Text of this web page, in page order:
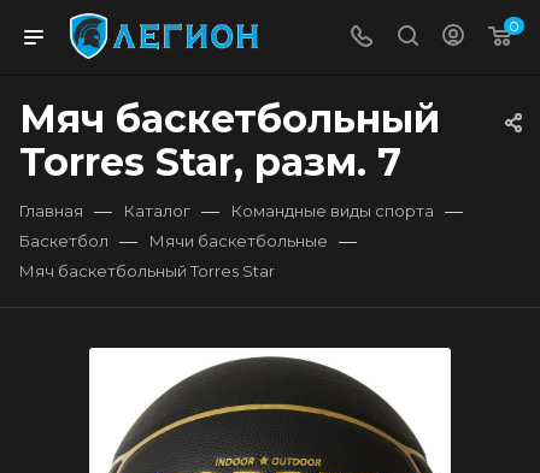
0
Мяч баскетбольный
Torres Star, разм. 7
Главная — Каталог — Командные виды спорта —
Баскетбол — Мячи баскетбольные —
Мяч баскетбольный Torres Star